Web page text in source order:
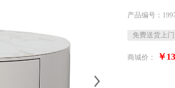
产品编号：
免费送货上门
商城价： ￥